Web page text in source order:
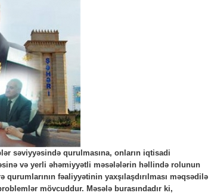
səviyyəsində qurulmasına, onların iqtisadi
və yerli əhəmiyyətli məsələlərin həllində rolunun
fəaliyyətinin yaxşılaşdırılması məqsədilə
mövcuddur. Məsələ burasındadır ki,